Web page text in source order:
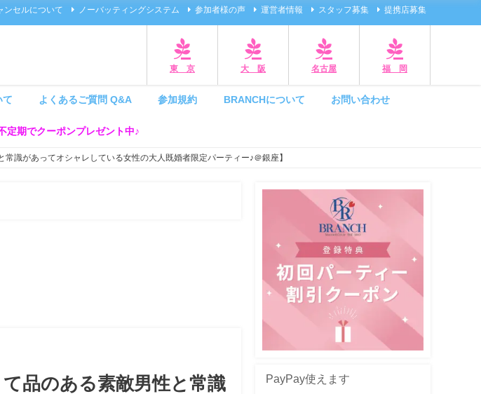
ンセルについて ノーバッティングシステム 参加者様の声 運営者情報 スタッフ募集 提携店募集
東 京 大 阪 名古屋 福 岡
て よくあるご質問 Q&A 参加規約 BRANCHについて お問い合わせ
定期でクーポンプレゼント中♪
識があってオシャレしている女性の大人既婚者限定パーティー♪＠銀座】
品のある素敵男性と常識
PayPay使えます